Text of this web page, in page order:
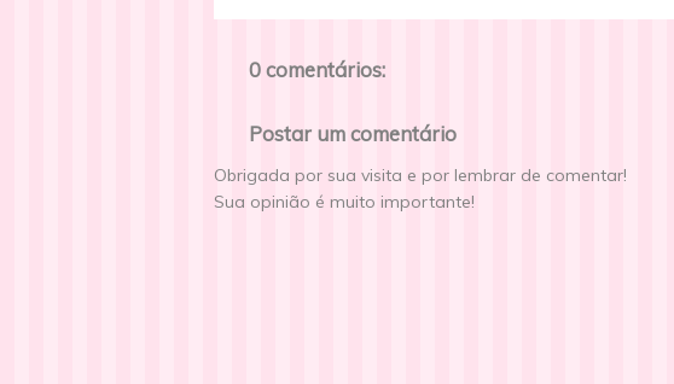
0 comentários:
Postar um comentário
Obrigada por sua visita e por lembrar de comentar!
Sua opinião é muito importante!